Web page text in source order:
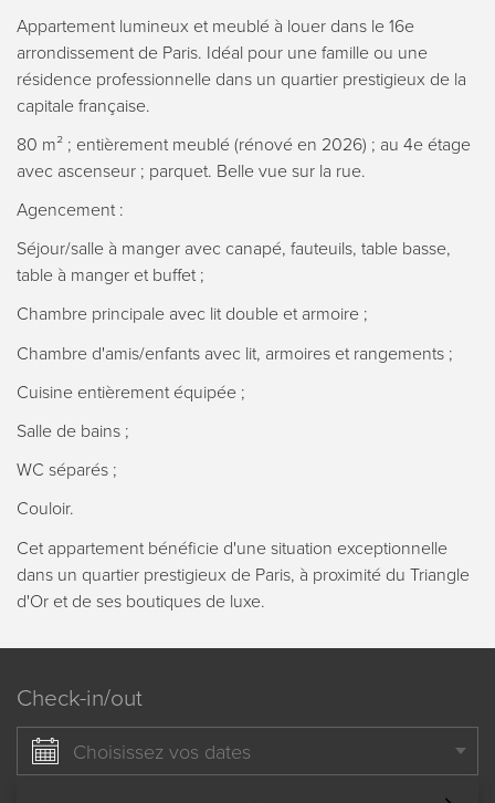
Appartement lumineux et meublé à louer dans le 16e
arrondissement de Paris. Idéal pour une famille ou une
résidence professionnelle dans un quartier prestigieux de la
capitale française.
80 m² ; entièrement meublé (rénové en 2026) ; au 4e étage
avec ascenseur ; parquet. Belle vue sur la rue.
Agencement :
Séjour/salle à manger avec canapé, fauteuils, table basse,
table à manger et buffet ;
Chambre principale avec lit double et armoire ;
Chambre d'amis/enfants avec lit, armoires et rangements ;
Cuisine entièrement équipée ;
Salle de bains ;
WC séparés ;
Couloir.
Cet appartement bénéficie d'une situation exceptionnelle
dans un quartier prestigieux de Paris, à proximité du Triangle
d'Or et de ses boutiques de luxe.
Check-in/out
Choisissez vos dates